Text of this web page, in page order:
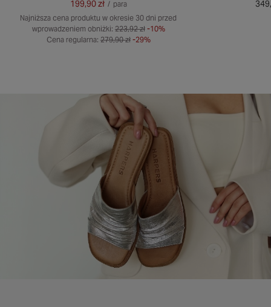
199,90 zł / para
Najniższa cena produktu w okresie 30 dni przed
wprowadzeniem obniżki: 223,92 zł -10%
Cena regularna: 279,90 zł -29%